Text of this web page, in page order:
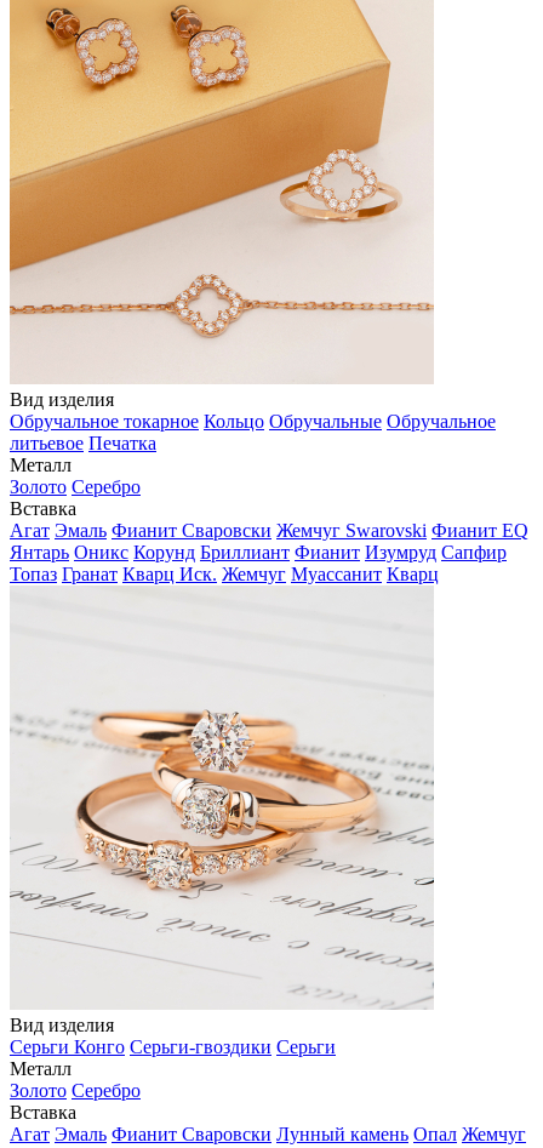
Вид изделия
Обручальное токарное Кольцо Обручальные Обручальное
литьевое Печатка
Металл
Золото Серебро
Вставка
Агат Эмаль Фианит Сваровски Жемчуг Swarovski Фианит EQ
Янтарь Оникс Корунд Бриллиант Фианит Изумруд Сапфир
Топаз Гранат Кварц Иск. Жемчуг Муассанит Кварц
Вид изделия
Серьги Конго Серьги-гвоздики Серьги
Металл
Золото Серебро
Вставка
Агат Эмаль Фианит Сваровски Лунный камень Опал Жемчуг